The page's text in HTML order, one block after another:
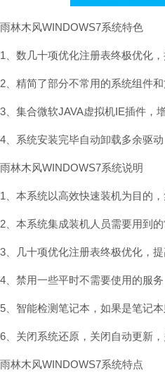
雨林木风WINDOWS7系统特色
1、数几十项优化注册表终极优化，
2、精简了部分不常用的系统组件和
3、集合微软JAVA虚拟机IE插件，
4、系统安装完毕自动卸载多余驱动
雨林木风WINDOWS7系统说明
1、本系统以高效快速装机为目的
2、本系统集成装机人员需要用到
3、几十项优化注册表终极优化，
4、禁用一些平时不需要使用的服
5、智能检测笔记本，如果是笔记
6、关闭系统还原，关闭自动更新，
雨林木风WINDOWS7系统特点